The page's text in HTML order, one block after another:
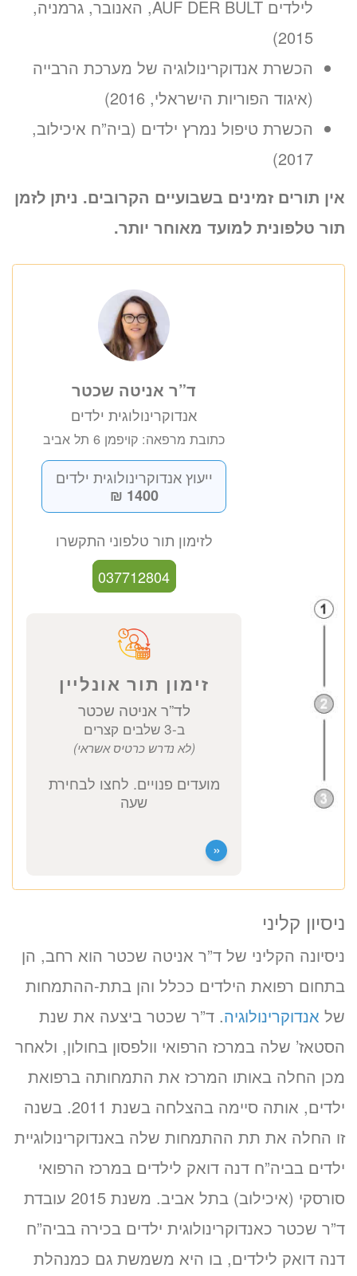
לילדים AUF DER BULT, האנובר, גרמניה,
2015)
הכשרת אנדוקרינולוגיה של מערכת הרבייה
(איגוד הפוריות הישראלי, 2016)
הכשרת טיפול נמרץ ילדים (ביה”ח איכילוב,
2017)
אין תורים זמינים בשבועיים הקרובים. ניתן לזמן
תור טלפונית למועד מאוחר יותר.
ד”ר אניטה שכטר
אנדוקרינולוגית ילדים
כתובת מרפאה: קויפמן 6 תל אביב
ייעוץ אנדוקרינולוגית ילדים
037712804
זימון תור אונליין
לד”ר אניטה שכטר
(לא נדרש כרטיס אשראי)
מועדים פנויים. לחצו לבחירת
שעה
«
ניסיון קליני
ניסיונה הקליני של ד”ר אניטה שכטר הוא רחב, הן
בתחום רפואת הילדים ככלל והן בתת-ההתמחות
של אנדוקרינולוגיה. ד”ר שכטר ביצעה את שנת
הסטאז’ שלה במרכז הרפואי וולפסון בחולון, ולאחר
מכן החלה באותו המרכז את התמחותה ברפואת
ילדים, אותה סיימה בהצלחה בשנת 2011. בשנה
זו החלה את תת ההתמחות שלה באנדוקרינולוגיית
ילדים בביה”ח דנה דואק לילדים במרכז הרפואי
סורסקי (איכילוב) בתל אביב. משנת 2015 עובדת
ד”ר שכטר כאנדוקרינולוגית ילדים בכירה בביה”ח
דנה דואק לילדים, בו היא משמשת גם כמנהלת